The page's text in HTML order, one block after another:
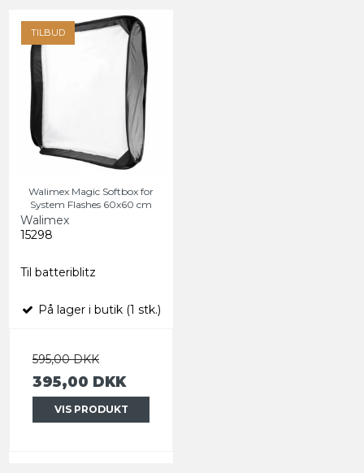
TILBUD
Walimex Magic Softbox for
System Flashes 60x60 cm
Walimex
15298
Til batteriblitz
På lager i butik (1 stk.)
595,00 DKK
395,00 DKK
VIS PRODUKT